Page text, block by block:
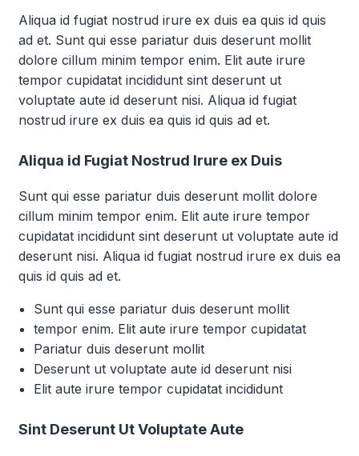
Aliqua id fugiat nostrud irure ex duis ea quis id quis
ad et. Sunt qui esse pariatur duis deserunt mollit
dolore cillum minim tempor enim. Elit aute irure
tempor cupidatat incididunt sint deserunt ut
voluptate aute id deserunt nisi. Aliqua id fugiat
nostrud irure ex duis ea quis id quis ad et.
Aliqua id Fugiat Nostrud Irure ex Duis
Sunt qui esse pariatur duis deserunt mollit dolore
cillum minim tempor enim. Elit aute irure tempor
cupidatat incididunt sint deserunt ut voluptate aute id
deserunt nisi. Aliqua id fugiat nostrud irure ex duis ea
quis id quis ad et.
Sunt qui esse pariatur duis deserunt mollit
tempor enim. Elit aute irure tempor cupidatat
Pariatur duis deserunt mollit
Deserunt ut voluptate aute id deserunt nisi
Elit aute irure tempor cupidatat incididunt
Sint Deserunt Ut Voluptate Aute